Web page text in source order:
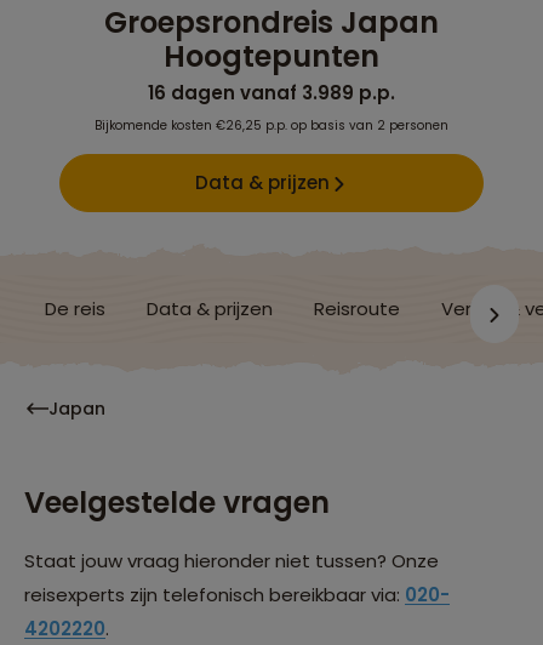
Groepsrondreis Japan
Hoogtepunten
16 dagen vanaf 3.989 p.p.
Bijkomende kosten €26,25 p.p. op basis van 2 personen
Data & prijzen
De reis Data & prijzen Reisroute Verblijf &
Japan
Veelgestelde vragen
Staat jouw vraag hieronder niet tussen? Onze
reisexperts zijn telefonisch bereikbaar via: 020-
4202220.